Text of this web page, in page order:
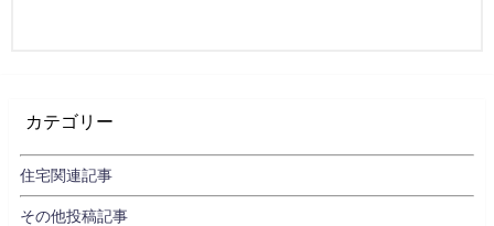
カテゴリー
住宅関連記事
その他投稿記事